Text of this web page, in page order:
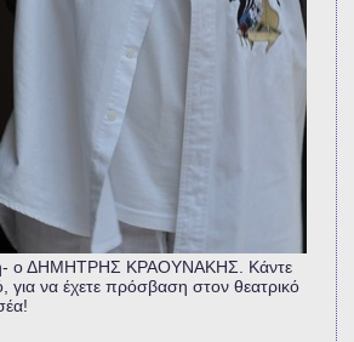
ο ΔΗΜΗΤΡΗΣ ΚΡΑΟΥΝΑΚΗΣ. Κάντε
για να έχετε πρόσβαση στον θεατρικό